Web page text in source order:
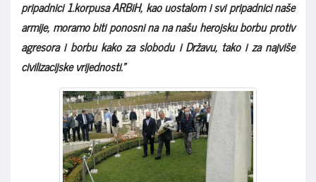
pripadnici 1.korpusa ARBiH, kao uostalom i svi pripadnici naše
armije, moramo biti ponosni na na našu herojsku borbu protiv
agresora i borbu kako za slobodu i Državu, tako i za najviše
civilizacijske vrijednosti."